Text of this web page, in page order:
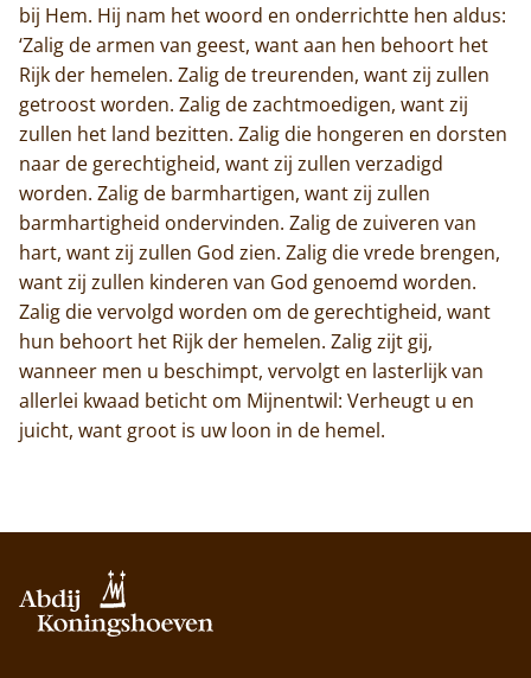
bij Hem. Hij nam het woord en onderrichtte hen aldus:
‘Zalig de armen van geest, want aan hen behoort het
Rijk der hemelen. Zalig de treurenden, want zij zullen
getroost worden. Zalig de zachtmoedigen, want zij
zullen het land bezitten. Zalig die hongeren en dorsten
naar de gerechtigheid, want zij zullen verzadigd
worden. Zalig de barmhartigen, want zij zullen
barmhartigheid ondervinden. Zalig de zuiveren van
hart, want zij zullen God zien. Zalig die vrede brengen,
want zij zullen kinderen van God genoemd worden.
Zalig die vervolgd worden om de gerechtigheid, want
hun behoort het Rijk der hemelen. Zalig zijt gij,
wanneer men u beschimpt, vervolgt en lasterlijk van
allerlei kwaad beticht om Mijnentwil: Verheugt u en
juicht, want groot is uw loon in de hemel.